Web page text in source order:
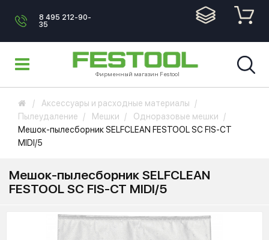
8 495 212-90-
35
Фирменный магазин Festool
Аксессуары и расходные материалы
Пылеудаление
Мешки
Одноразовые мешки
Мешок-пылесборник SELFCLEAN FESTOOL SC FIS-CT
MIDI/5
Мешок-пылесборник SELFCLEAN
FESTOOL SC FIS-CT MIDI/5